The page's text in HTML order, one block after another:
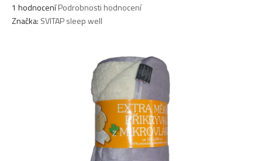
Průměrné
hodnocení
1 hodnoceníPodrobnosti hodnocení
Značka: SVITAP sleep well